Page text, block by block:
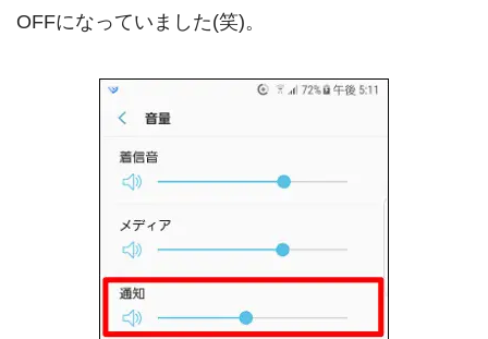
OFFになっていました(笑)。